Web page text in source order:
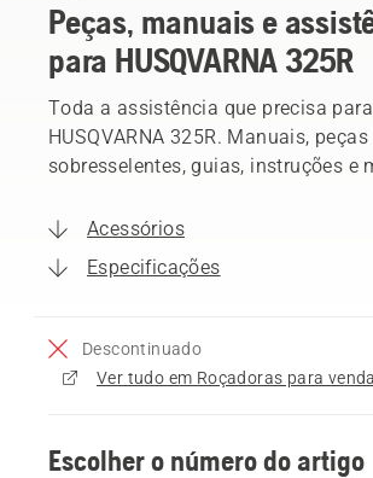
Peças, manuais e
para HUSQVARNA 325R
Toda a assistência que precisa para
HUSQVARNA 325R. Manuais, peças
sobresselentes, guias, instruções e
Acessórios
Especificações
Descontinuado
Ver tudo em Roçadoras para venda
Escolher o número do artigo